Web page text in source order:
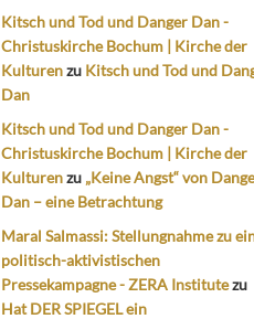
Kitsch und Tod und Danger Dan -
Christuskirche Bochum | Kirche der
Kulturenzu Kitsch und Tod und
Dan
Kitsch und Tod und Danger Dan -
Christuskirche Bochum | Kirche der
Kulturenzu „Keine Angst“ von
Dan – eine Betrachtung
Maral Salmassi: Stellungnahme zu
politisch-aktivistischen
Pressekampagne - ZERA Institutezu
Hat DER SPIEGEL ein